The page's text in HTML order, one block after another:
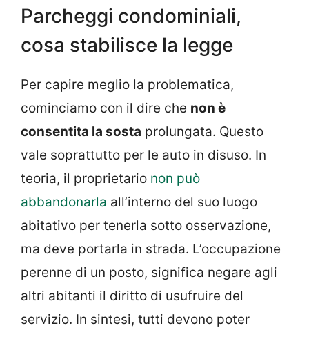
Parcheggi condominiali,
cosa stabilisce la legge
Per capire meglio la problematica,
cominciamo con il dire che non è
consentita la sosta prolungata. Questo
vale soprattutto per le auto in disuso. In
teoria, il proprietario non può
abbandonarla all’interno del suo luogo
abitativo per tenerla sotto osservazione,
ma deve portarla in strada. L’occupazione
perenne di un posto, significa negare agli
altri abitanti il diritto di usufruire del
servizio. In sintesi, tutti devono poter